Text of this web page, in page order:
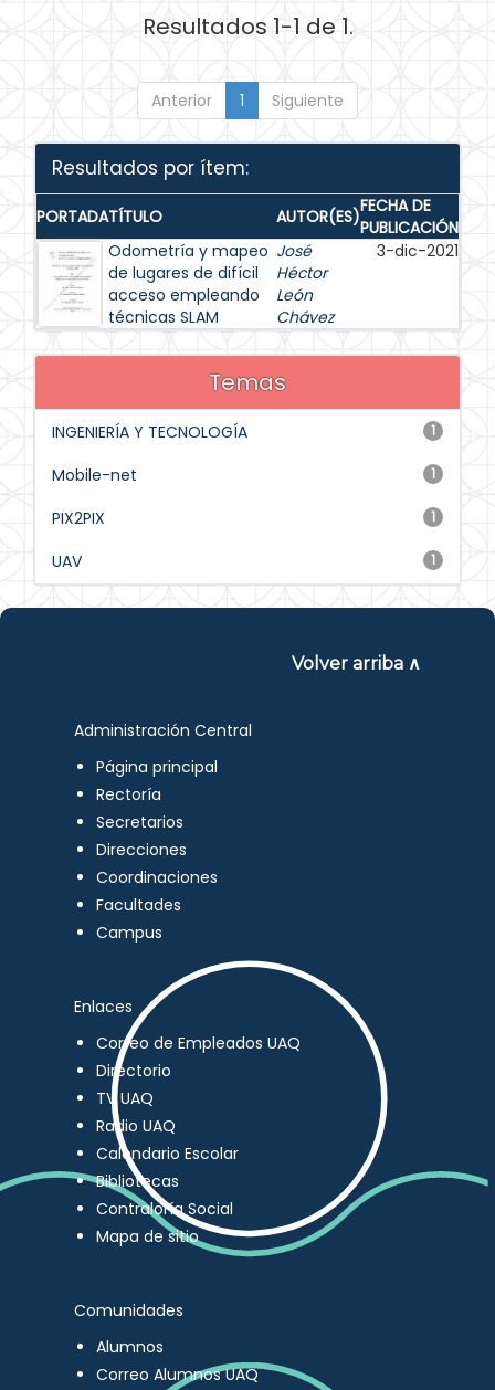
Resultados 1-1 de 1.
Anterior 1 Siguiente
Resultados por ítem:
PORTADATÍTULO AUTOR(ES)FECHA DE
PUBLICACIÓN
Odometría y mapeo
de lugares de difícil
acceso empleando
técnicas SLAM
José
Héctor
León
Chávez
3-dic-2021
Temas
1
INGENIERÍA Y TECNOLOGÍA
1
Mobile-net
1
PIX2PIX
1
UAV
Volver arriba ∧
Administración Central
Página principal
Rectoría
Secretarios
Direcciones
Coordinaciones
Facultades
Campus
Enlaces
Correo de Empleados UAQ
Directorio
TV UAQ
Radio UAQ
Calendario Escolar
Bibliotecas
Contraloría Social
Mapa de sitio
Comunidades
Alumnos
Correo Alumnos UAQ